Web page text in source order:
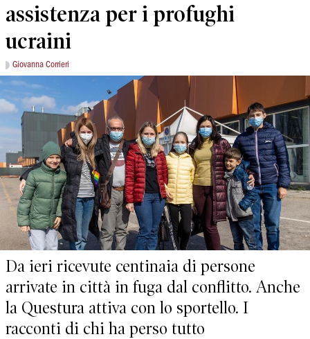
assistenza per i profughi
ucraini
Giovanna Corrieri
Da ieri ricevute centinaia di persone
arrivate in città in fuga dal conflitto. Anche
la Questura attiva con lo sportello. I
racconti di chi ha perso tutto